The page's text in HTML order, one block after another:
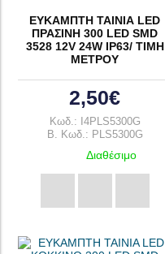
ΕΥΚΑΜΠΤΗ ΤΑΙΝΙΑ LED
ΠΡΑΣΙΝΗ 300 LED SMD
3528 12V 24W IP63/ ΤΙΜΗ
ΜΕΤΡΟΥ
2,50€
Κωδ.: I4PLS5300G
B. Κωδ.: PLS5300G
Διαθέσιμο